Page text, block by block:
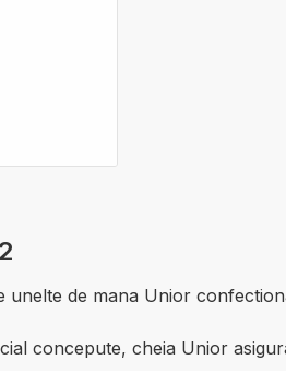
de mana Unior
concepute, cheia Unior